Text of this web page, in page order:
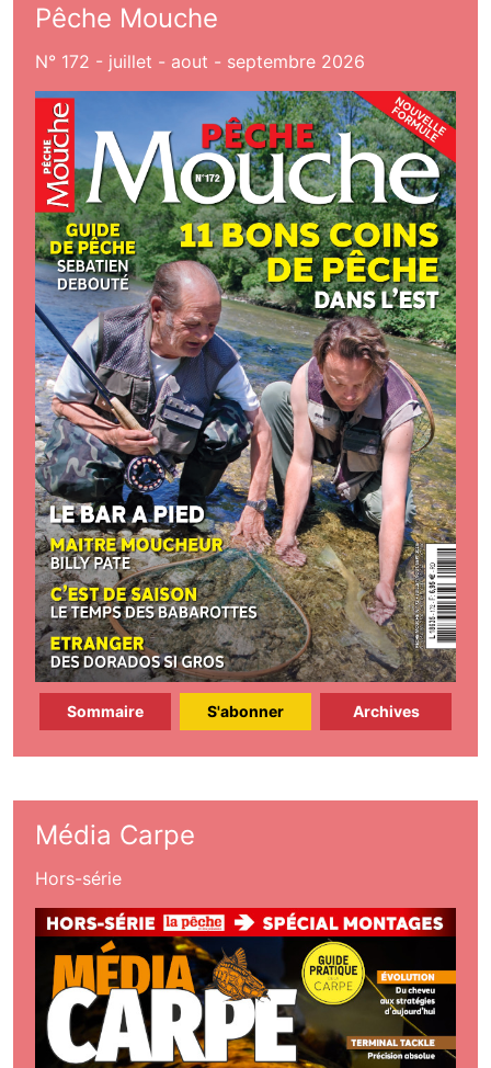
Pêche Mouche
N° 172 - juillet - aout - septembre 2026
Sommaire S'abonner Archives
Média Carpe
Hors-série